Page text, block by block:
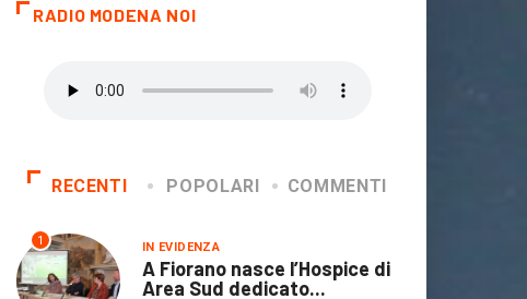
IN EVIDENZA POLITICA
sulle vittime delle...
Dove andiamo /
20 Marzo 2024
RADIO MODENA NOI
RECENTI POPOLARI COMMENTI
1 IN EVIDENZA
A Fiorano nasce l’Hospice di
Area Sud dedicato...